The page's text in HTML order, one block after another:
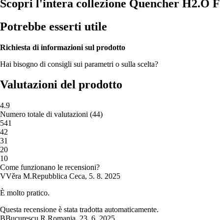
Scopri l'intera collezione Quencher H2.O
Potrebbe esserti utile
Richiesta di informazioni sul prodotto
Hai bisogno di consigli sui parametri o sulla scelta?
Valutazioni del prodotto
4.9
Numero totale di valutazioni (44)
541
42
31
20
10
Come funzionano le recensioni?
VVěra M.Repubblica Ceca, 5. 8. 2025
È molto pratico.
Questa recensione è stata tradotta automaticamente.